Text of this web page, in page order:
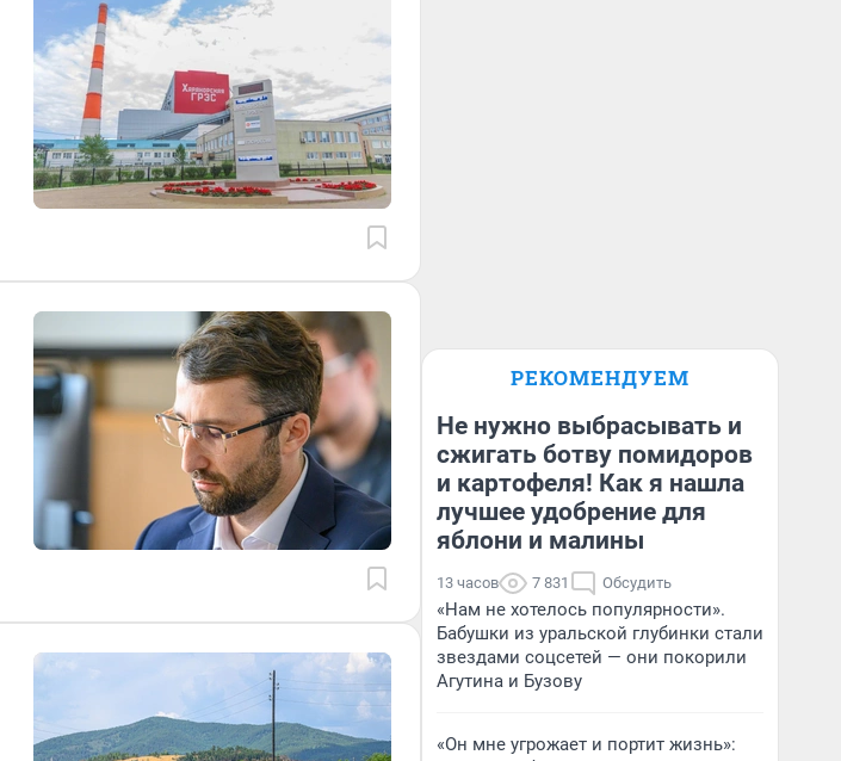
РЕКОМЕНДУЕМ
Не нужно выбрасывать и
сжигать ботву помидоров
и картофеля! Как я нашла
лучшее удобрение для
яблони и малины
13 часов 7 831 Обсудить
«Нам не хотелось популярности».
Бабушки из уральской глубинки стали
звездами соцсетей — они покорили
Агутина и Бузову
«Он мне угрожает и портит жизнь»: